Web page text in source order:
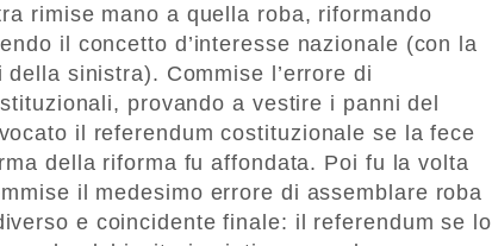
rimise mano a quella roba, riformando
il concetto d’interesse nazionale (con la
sinistra). Commise l’errore di
provando a vestire i panni del
il referendum costituzionale se la fece
della riforma fu affondata. Poi fu la volta
il medesimo errore di assemblare roba
e coincidente finale: il referendum se lo